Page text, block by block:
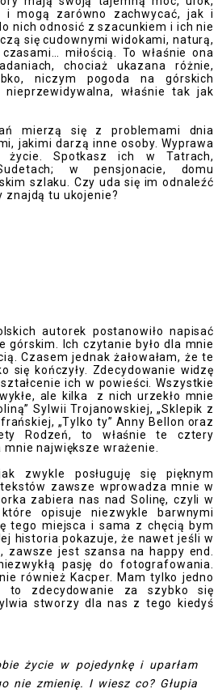
i mogą zarówno zachwycać, jak i
nich odnosić z szacunkiem i ich nie
się cudownymi widokami, naturą,
miłością. To właśnie ona
chociaż ukazana różnie,
niczym pogoda na górskich
właśnie tak jak
mierzą się z problemami dnia
jakimi darzą inne osoby. Wyprawa
Spotkasz ich w Tatrach,
w pensjonacie, domu
szlaku. Czy uda się im odnaleźć
znajdą tu ukojenie?
autorek postanowiło napisać
górskim. Ich czytanie było dla mnie
Czasem jednak żałowałam, że te
się kończyły. Zdecydowanie widzę
ich w powieści. Wszystkie
ale kilka
z nich urzekło mnie
Sylwii Trojanowskiej, „Sklepik z
„Tylko ty” Anny Bellon oraz
Rodzeń, to właśnie te cztery
największe wrażenie.
zwykle posługuję się pięknym
zawsze wprowadza mnie w
zabiera nas nad Solinę, czyli w
opisuje niezwykle barwnymi
tego miejsca i sama z chęcią bym
historia pokazuje, że nawet jeśli w
zawsze jest szansa na happy end.
pasję do fotografowania.
również Kacper. Mam tylko jedno
to zdecydowanie za szybko się
stworzy dla nas z tego kiedyś
życie w pojedynkę i uparłam
nie zmienię. I wiesz co? Głupia